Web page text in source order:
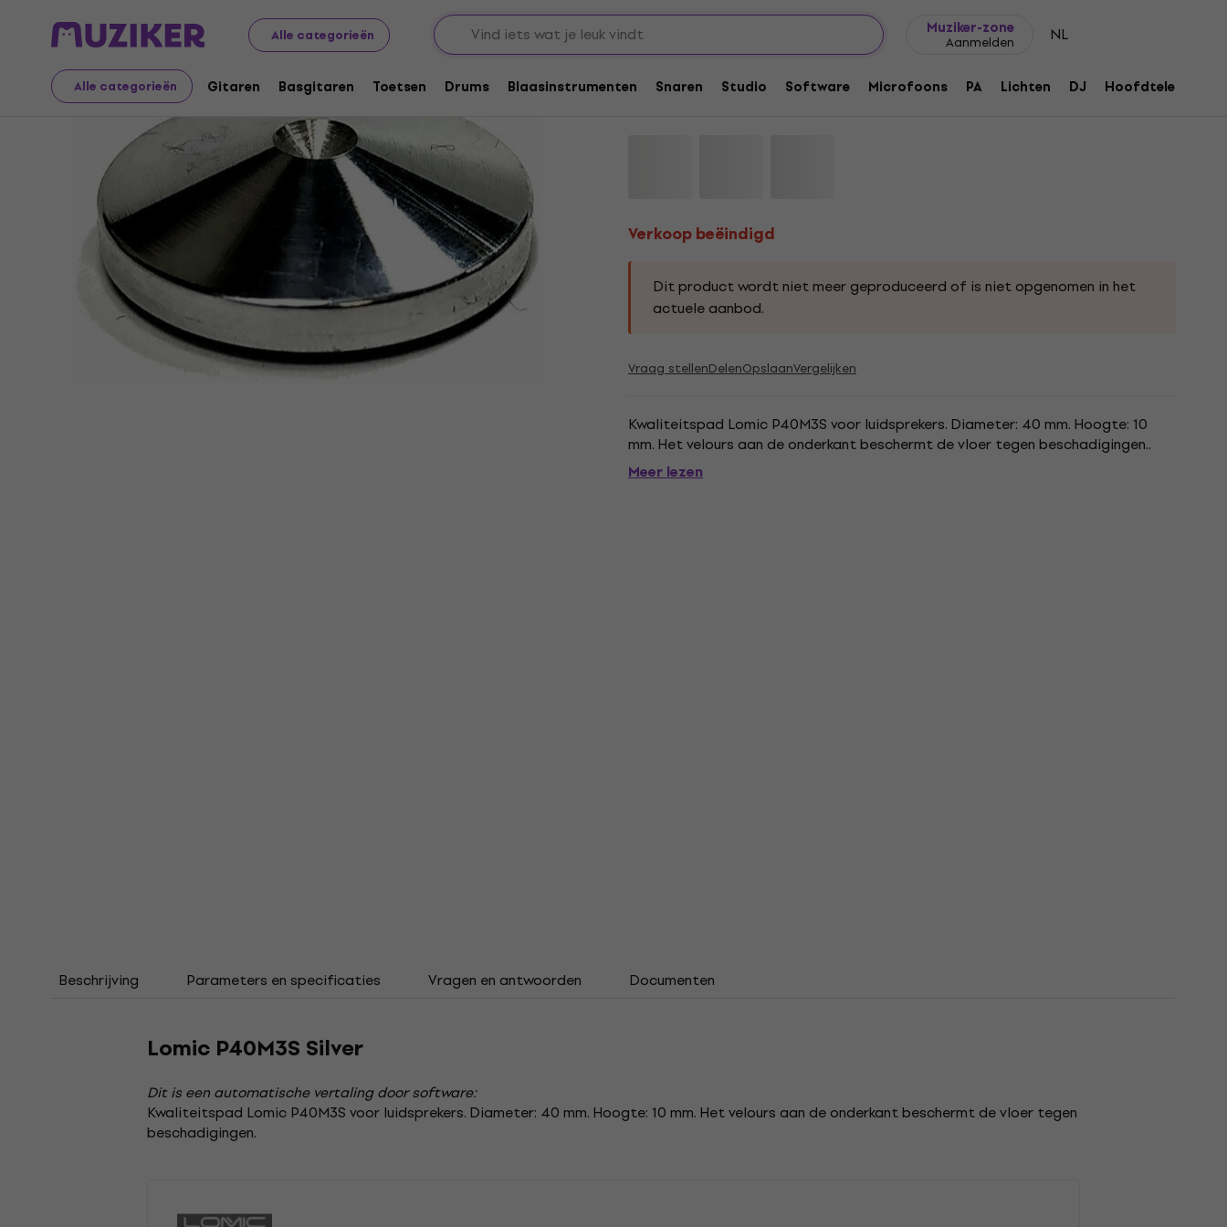
Alle categorieën
Muziker-zone
Aanmelden NL
Alle categorieën Gitaren Basgitaren Toetsen Drums Blaasinstrumenten Snaren Studio Software Microfoons PA Lichten DJ Hoofdtelefoons
Audio Video Tech Platenspelers Accessoires voor platenspelers
Verkoop beëindigd
Verkoop beëindigd
Lomic P40M3S Silver
Verkoop beëindigd
Dit product wordt niet meer geproduceerd of is niet opgenomen in het
actuele aanbod.
Vraag stellenDelenOpslaanVergelijken
Kwaliteitspad Lomic P40M3S voor luidsprekers. Diameter: 40 mm. Hoogte: 10
mm. Het velours aan de onderkant beschermt de vloer tegen beschadigingen..
Meer lezen
Beschrijving Parameters en specificaties Vragen en antwoorden Documenten
Lomic P40M3S Silver
Dit is een automatische vertaling door software:
Kwaliteitspad Lomic P40M3S voor luidsprekers. Diameter: 40 mm. Hoogte: 10 mm. Het velours aan de onderkant beschermt de vloer tegen
beschadigingen.